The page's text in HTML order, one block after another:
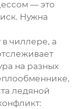
— это
Нужна
чиллере, а
на разных
ледяной